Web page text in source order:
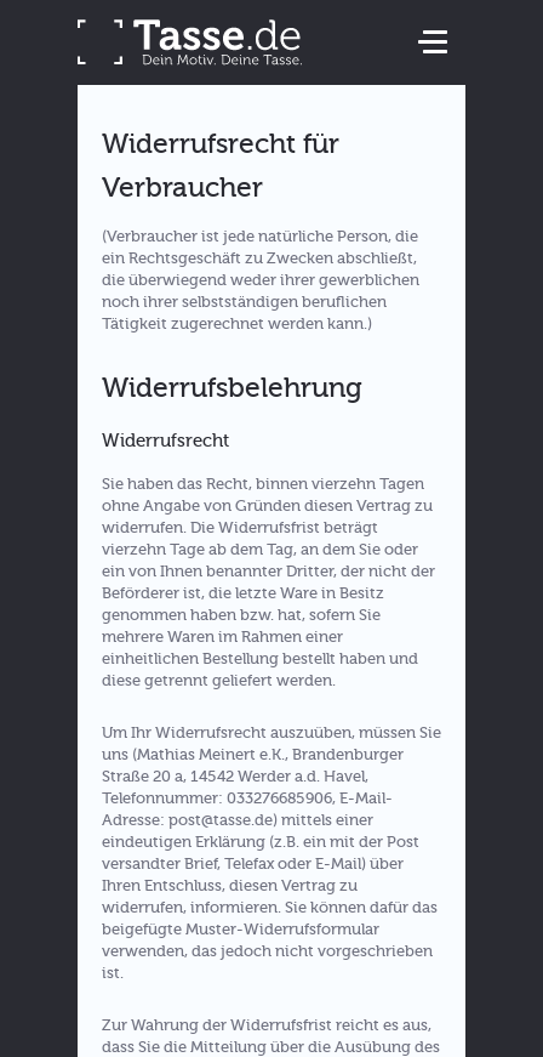
Widerrufsrecht für
Verbraucher
(Verbraucher ist jede natürliche Person, die
ein Rechtsgeschäft zu Zwecken abschließt,
die überwiegend weder ihrer gewerblichen
noch ihrer selbstständigen beruflichen
Tätigkeit zugerechnet werden kann.)
Widerrufsbelehrung
Widerrufsrecht
Sie haben das Recht, binnen vierzehn Tagen
ohne Angabe von Gründen diesen Vertrag zu
widerrufen. Die Widerrufsfrist beträgt
vierzehn Tage ab dem Tag, an dem Sie oder
ein von Ihnen benannter Dritter, der nicht der
Beförderer ist, die letzte Ware in Besitz
genommen haben bzw. hat, sofern Sie
mehrere Waren im Rahmen einer
einheitlichen Bestellung bestellt haben und
diese getrennt geliefert werden.
Um Ihr Widerrufsrecht auszuüben, müssen Sie
uns (Mathias Meinert e.K., Brandenburger
Straße 20 a, 14542 Werder a.d. Havel,
Telefonnummer: 033276685906, E-Mail-
Adresse: post@tasse.de) mittels einer
eindeutigen Erklärung (z.B. ein mit der Post
versandter Brief, Telefax oder E-Mail) über
Ihren Entschluss, diesen Vertrag zu
widerrufen, informieren. Sie können dafür das
beigefügte Muster-Widerrufsformular
verwenden, das jedoch nicht vorgeschrieben
ist.
Zur Wahrung der Widerrufsfrist reicht es aus,
dass Sie die Mitteilung über die Ausübung des